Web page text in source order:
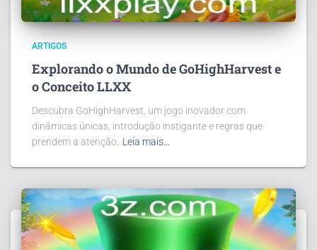
ARTIGOS
Explorando o Mundo de GoHighHarvest e
o Conceito LLXX
Descubra GoHighHarvest, um jogo inovador com
dinâmicas únicas, introdução instigante e regras que
prendem a atenção.
Leia mais…